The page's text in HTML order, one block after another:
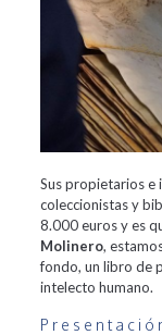
Sus propietarios e
coleccionistas y
8.000 euros y es
Molinero,
fondo, un libro de
intelecto humano.